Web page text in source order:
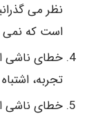
نظر می
است که نمی
خطای ناشی
تجربه،
خطای ناشی